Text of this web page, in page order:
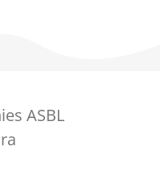
ASBL